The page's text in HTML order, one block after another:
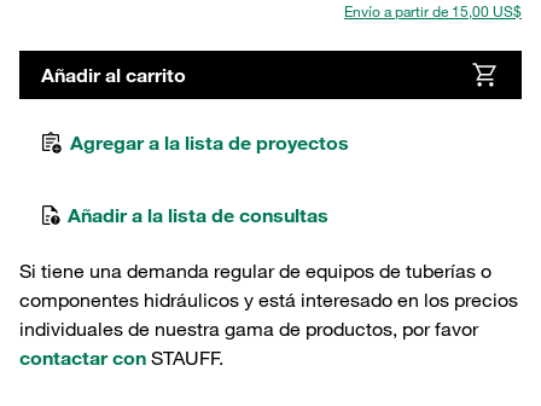
Envío a partir de 15,00 US$
Añadir al carrito
Agregar a la lista de proyectos
Añadir a la lista de consultas
Si tiene una demanda regular de equipos de tuberías o
componentes hidráulicos y está interesado en los precios
individuales de nuestra gama de productos, por favor
contactar con STAUFF.